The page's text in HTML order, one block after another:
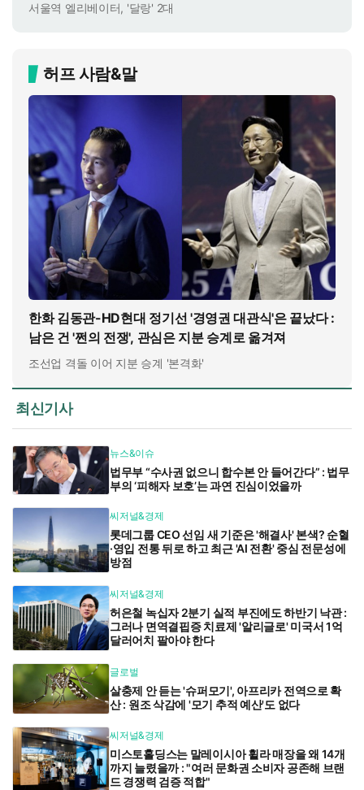
서울역 엘리베이터, '달랑' 2대
허프 사람&말
한화 김동관-HD현대 정기선 '경영권 대관식'은 끝났다 :
남은 건 '쩐의 전쟁', 관심은 지분 승계로 옮겨져
조선업 격돌 이어 지분 승계 '본격화'
최신기사
뉴스&이슈
법무부 “수사권 없으니 합수본 안 들어간다” : 법무
부의 ‘피해자 보호’는 과연 진심이었을까
씨저널&경제
롯데그룹 CEO 선임 새 기준은 '해결사' 본색? 순혈
·영입 전통 뒤로 하고 최근 'AI 전환' 중심 전문성에
방점
씨저널&경제
허은철 녹십자 2분기 실적 부진에도 하반기 낙관 :
그러나 면역결핍증 치료제 '알리글로' 미국서 1억
달러어치 팔아야 한다
글로벌
살충제 안 듣는 '슈퍼모기', 아프리카 전역으로 확
산 : 원조 삭감에 '모기 추적 예산'도 없다
씨저널&경제
미스토홀딩스는 말레이시아 휠라 매장을 왜 14개
까지 늘렸을까 : "여러 문화권 소비자 공존해 브랜
드 경쟁력 검증 적합"